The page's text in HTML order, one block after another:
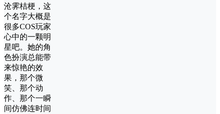
沧霁桔梗，这
个名字大概是
很多COS玩家
心中的一颗明
星吧。她的角
色扮演总能带
来惊艳的效
果，那个微
笑、那个动
作、那个一瞬
间仿佛连时间